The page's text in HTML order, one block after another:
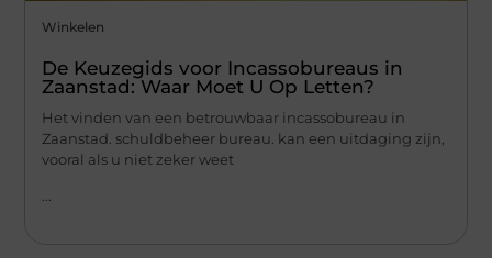
Winkelen
De Keuzegids voor Incassobureaus in
Zaanstad: Waar Moet U Op Letten?
Het vinden van een betrouwbaar incassobureau in
Zaanstad. schuldbeheer bureau. kan een uitdaging zijn,
vooral als u niet zeker weet
...